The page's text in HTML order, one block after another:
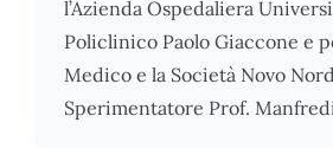
l’Azienda Ospedaliera
Policlinico Paolo Giaccone e
Medico e la Società Novo
Sperimentatore Prof.